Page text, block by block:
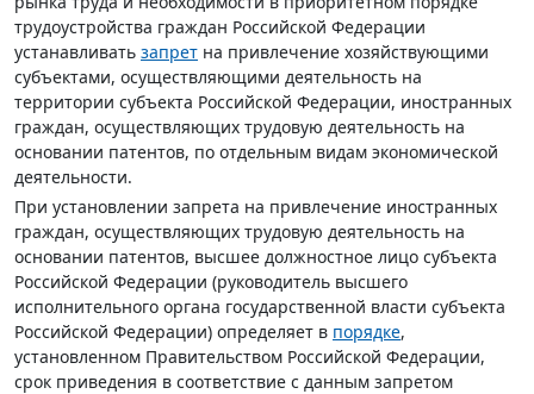
трудоустройства граждан Российской Федерации
устанавливать запрет на привлечение хозяйствующими
субъектами, осуществляющими деятельность на
территории субъекта Российской Федерации, иностранных
граждан, осуществляющих трудовую деятельность на
основании патентов, по отдельным видам экономической
деятельности.
При установлении запрета на привлечение иностранных
граждан, осуществляющих трудовую деятельность на
основании патентов, высшее должностное лицо субъекта
Российской Федерации (руководитель высшего
исполнительного органа государственной власти субъекта
Российской Федерации) определяет в порядке,
установленном Правительством Российской Федерации,
срок приведения в соответствие с данным запретом